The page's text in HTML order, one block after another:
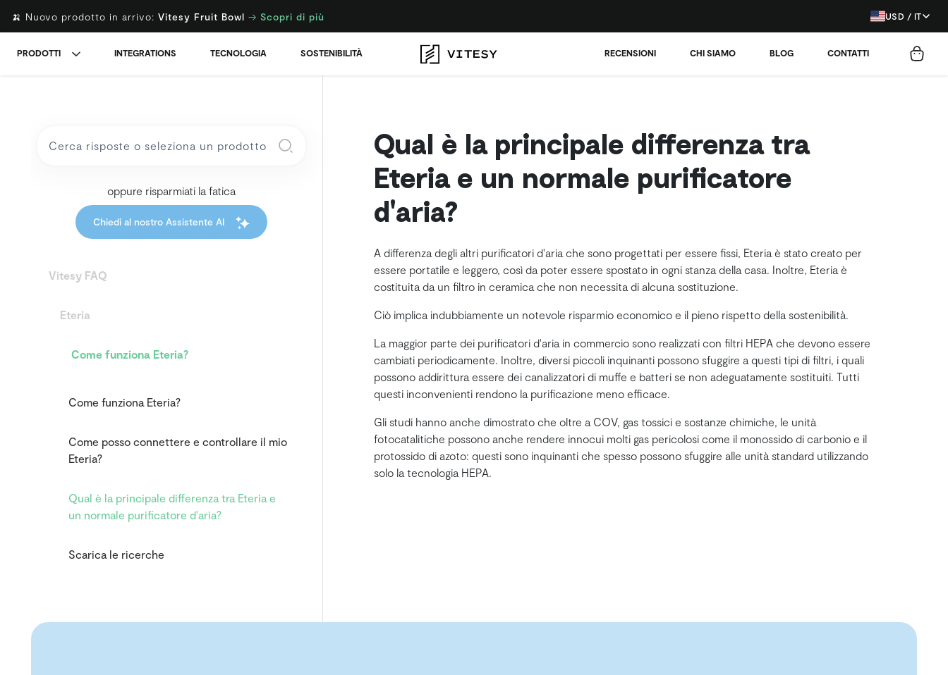
🍌 Nuovo prodotto in arrivo: Vitesy Fruit Bowl → Scopri di più USD / IT
PRODOTTI INTEGRATIONS TECNOLOGIA SOSTENIBILITÀ RECENSIONI CHI SIAMO BLOG CONTATTI
oppure risparmiati la fatica
Chiedi al nostro Assistente AI
Vitesy FAQ
Eteria
Come funziona Eteria?
Come funziona Eteria?
Come posso connettere e controllare il mio
Eteria?
Qual è la principale differenza tra Eteria e
un normale purificatore d'aria?
Scarica le ricerche
Qual è la principale differenza tra
Eteria e un normale purificatore
d'aria?
A differenza degli altri purificatori d'aria che sono progettati per essere fissi, Eteria è stato creato per
essere portatile e leggero, così da poter essere spostato in ogni stanza della casa. Inoltre, Eteria è
costituita da un filtro in ceramica che non necessita di alcuna sostituzione.
Ciò implica indubbiamente un notevole risparmio economico e il pieno rispetto della sostenibilità.
La maggior parte dei purificatori d'aria in commercio sono realizzati con filtri HEPA che devono essere
cambiati periodicamente. Inoltre, diversi piccoli inquinanti possono sfuggire a questi tipi di filtri, i quali
possono addirittura essere dei canalizzatori di muffe e batteri se non adeguatamente sostituiti. Tutti
questi inconvenienti rendono la purificazione meno efficace.
Gli studi hanno anche dimostrato che oltre a COV, gas tossici e sostanze chimiche, le unità
fotocatalitiche possono anche rendere innocui molti gas pericolosi come il monossido di carbonio e il
protossido di azoto: questi sono inquinanti che spesso possono sfuggire alle unità standard utilizzando
solo la tecnologia HEPA.